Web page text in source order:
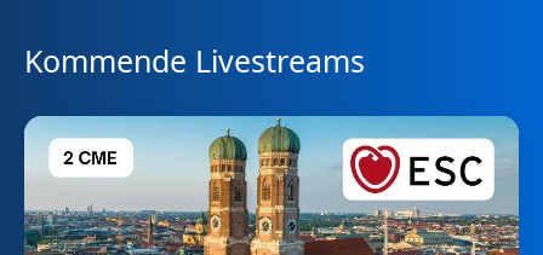
Kommende Livestreams